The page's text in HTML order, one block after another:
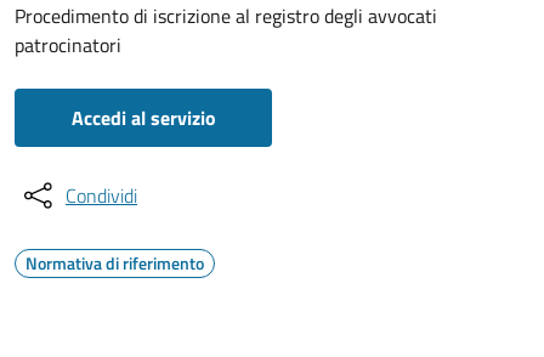
Procedimento di iscrizione al registro degli avvocati
patrocinatori
Accedi al servizio
Condividi
Normativa di riferimento